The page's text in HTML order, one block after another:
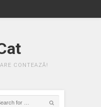
CONTEAZĂ!